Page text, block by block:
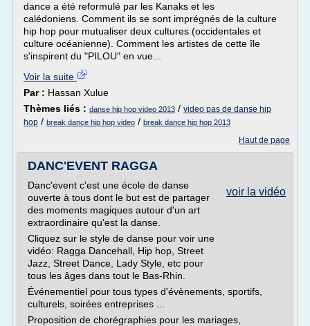
dance a été reformulé par les Kanaks et les
calédoniens. Comment ils se sont imprégnés de la culture
hip hop pour mutualiser deux cultures (occidentales et
culture océanienne). Comment les artistes de cette île
s'inspirent du "PILOU" en vue...
Voir la suite
Par : Hassan Xulue
Thèmes liés : danse hip hop video 2013 / video pas de danse hip
hop / break dance hip hop video / break dance hip hop 2013
Haut de page
DANC'EVENT RAGGA
voir la vidéo
Danc'event c'est une école de danse
ouverte à tous dont le but est de partager
des moments magiques autour d'un art
extraordinaire qu'est la danse.
Cliquez sur le style de danse pour voir une
vidéo: Ragga Dancehall, Hip hop, Street
Jazz, Street Dance, Lady Style, etc pour
tous les âges dans tout le Bas-Rhin.
Événementiel pour tous types d'évènements, sportifs,
culturels, soirées entreprises ...
Proposition de chorégraphies pour les mariages,